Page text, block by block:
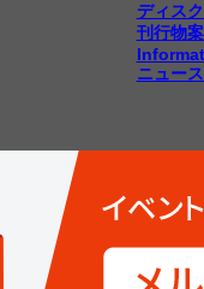
ディス
刊行物
ニュー